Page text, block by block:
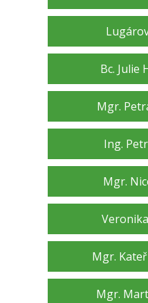
Bc. Julie
Mgr.
Ing.
Mgr.
Mgr.
Mgr.